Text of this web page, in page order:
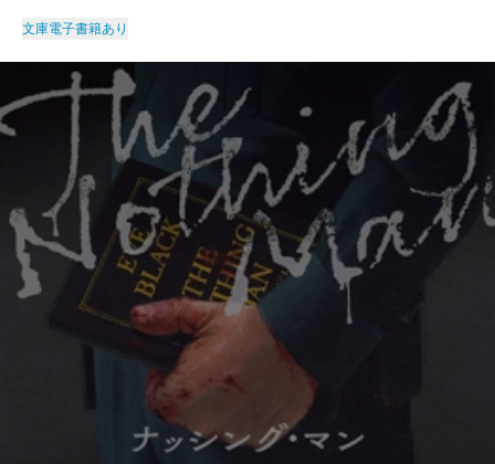
文庫電子書籍あり